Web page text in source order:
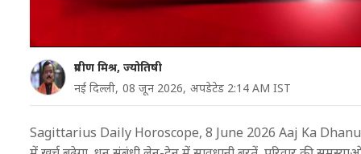
प्रवीण मिश्र, ज्योतिषी
नई दिल्ली, 08 जून 2026, अपडेटेड 2:14 AM IST
Sagittarius Daily Horoscope, 8 June 2026 Aaj Ka Dhanu